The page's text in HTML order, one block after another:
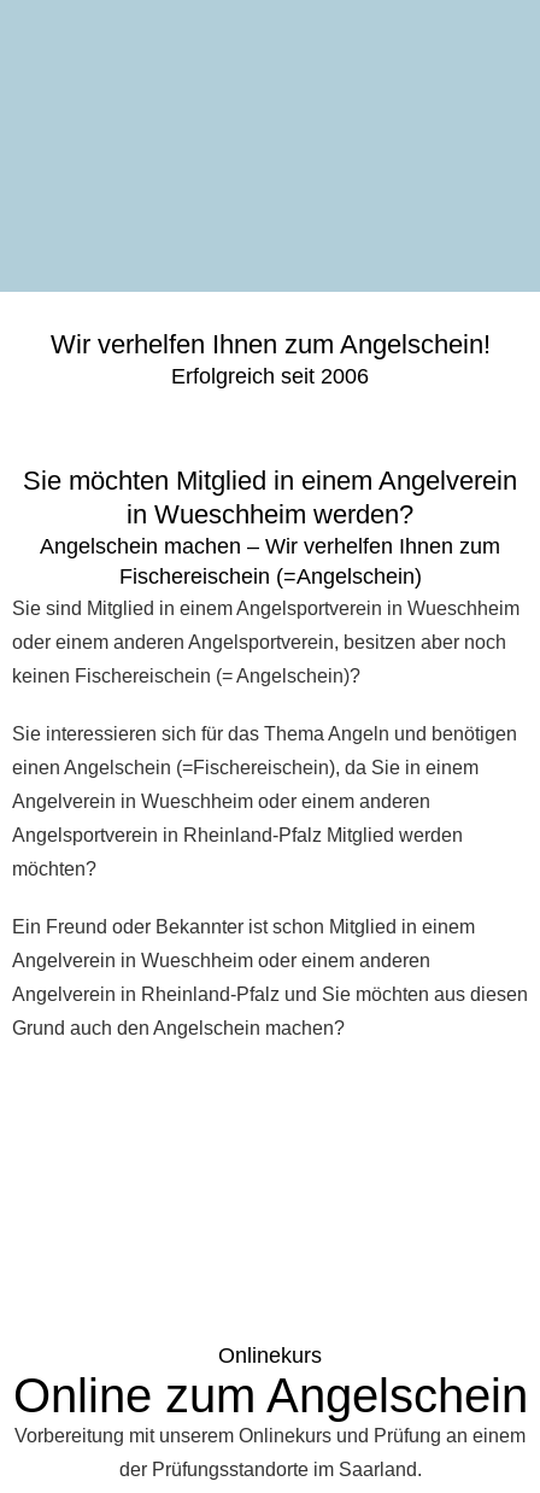
Wir verhelfen Ihnen zum Angelschein!
Erfolgreich seit 2006
Sie möchten Mitglied in einem Angelverein
in Wueschheim werden?
Angelschein machen – Wir verhelfen Ihnen zum
Fischereischein (=Angelschein)
Sie sind Mitglied in einem Angelsportverein in Wueschheim
oder einem anderen Angelsportverein, besitzen aber noch
keinen Fischereischein (= Angelschein)?
Sie interessieren sich für das Thema Angeln und benötigen
einen Angelschein (=Fischereischein), da Sie in einem
Angelverein in Wueschheim oder einem anderen
Angelsportverein in Rheinland-Pfalz Mitglied werden
möchten?
Ein Freund oder Bekannter ist schon Mitglied in einem
Angelverein in Wueschheim oder einem anderen
Angelverein in Rheinland-Pfalz und Sie möchten aus diesen
Grund auch den Angelschein machen?
Onlinekurs
Online zum Angelschein
Vorbereitung mit unserem Onlinekurs und Prüfung an einem
der Prüfungsstandorte im Saarland.